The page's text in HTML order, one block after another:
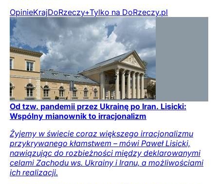
OpinieKrajDoRzeczy+Tylko na DoRzeczy.pl
Od tzw. pandemii przez Ukrainę po Iran. Lisicki:
Wspólny mianownik to irracjonalizm
Żyjemy w świecie coraz większego irracjonalizmu
przykrywanego kłamstwem – mówi Paweł Lisicki,
nawiązując do rozbieżności między deklarowanymi
celami Zachodu ws. Ukrainy i Iranu, a możliwościami
ich realizacji.